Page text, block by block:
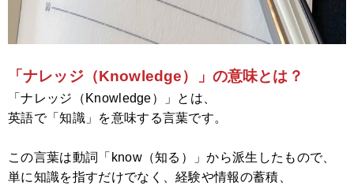
「ナレッジ（Knowledge）」の意味とは？
「ナレッジ（Knowledge）」とは、
英語で「知識」を意味する言葉です。
この言葉は動詞「know（知る）」から派生したもので、
単に知識を指すだけでなく、経験や情報の蓄積、